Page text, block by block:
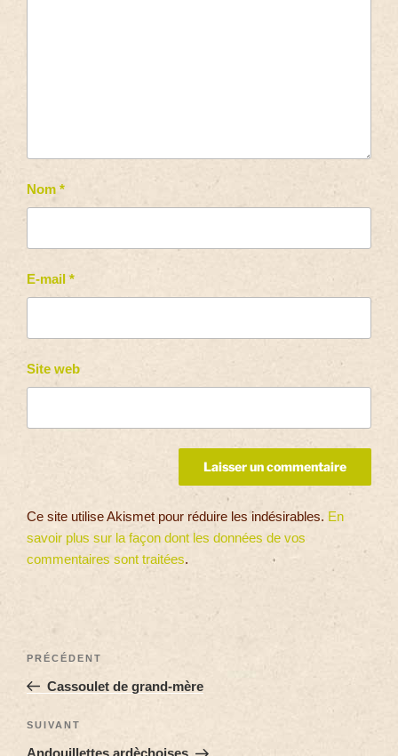
Nom *
E-mail *
Site web
Ce site utilise Akismet pour réduire les indésirables. En
savoir plus sur la façon dont les données de vos
commentaires sont traitées.
PRÉCÉDENT
Cassoulet de grand-mère
SUIVANT